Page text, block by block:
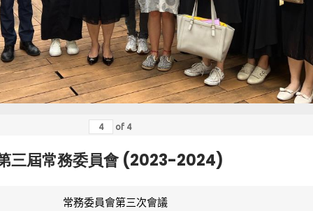
of 4
三屆常務委員會 (2023-2024)
常務委員會第三次會議